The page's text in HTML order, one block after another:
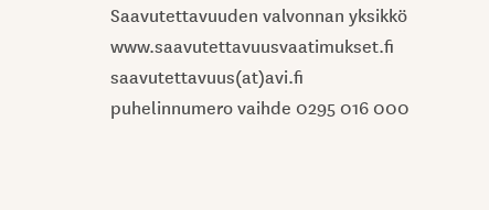
Saavutettavuuden valvonnan yksikkö
www.saavutettavuusvaatimukset.fi
saavutettavuus(at)avi.fi
puhelinnumero vaihde 0295 016 000